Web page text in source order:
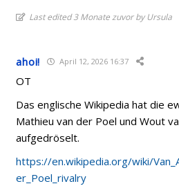
Last edited 3 Monate zuvor by Ursula
ahoi! April 12, 2026 16:37
OT
Das englische Wikipedia hat die
Mathieu van der Poel und Wout
aufgedröselt.
https://en.wikipedia.org/wiki/
er_Poel_rivalry